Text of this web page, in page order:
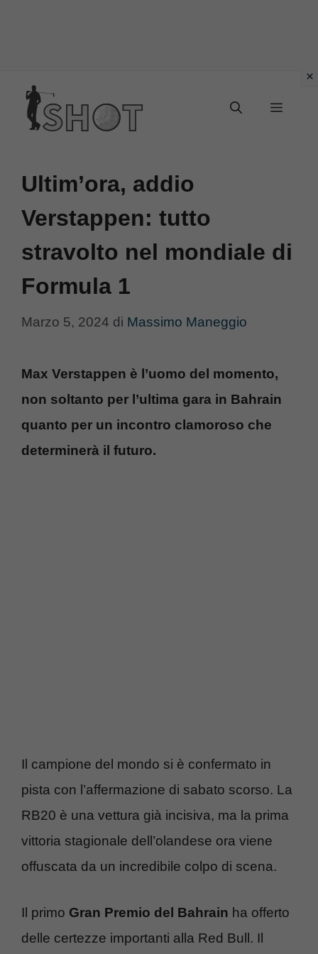
contenuto
Menu
Ultim’ora, addio
Verstappen: tutto
stravolto nel mondiale di
Formula 1
Marzo 5, 2024 di Massimo Maneggio
Max Verstappen è l’uomo del momento,
non soltanto per l’ultima gara in Bahrain
quanto per un incontro clamoroso che
determinerà il futuro.
Il campione del mondo si è confermato in
pista con l’affermazione di sabato scorso. La
RB20 è una vettura già incisiva, ma la prima
vittoria stagionale dell’olandese ora viene
offuscata da un incredibile colpo di scena.
Il primo Gran Premio del Bahrain ha offerto
delle certezze importanti alla Red Bull. Il